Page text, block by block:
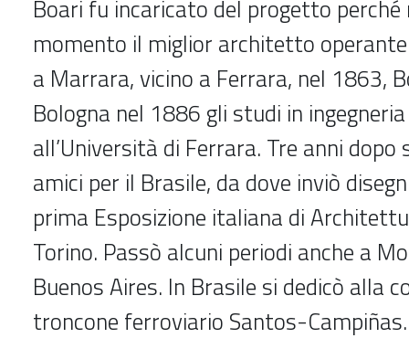
Boari fu incaricato del progetto
momento il miglior architetto
a Marrara, vicino a Ferrara, nel 1863,
Bologna nel 1886 gli studi in
all’Università di Ferrara. Tre anni dopo
amici per il Brasile, da dove inviò
prima Esposizione italiana di
Torino. Passò alcuni periodi anche a
Buenos Aires. In Brasile si dedicò alla
troncone ferroviario Santos-